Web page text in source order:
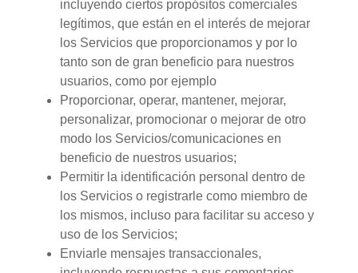
incluyendo ciertos propósitos comerciales
legítimos, que están en el interés de mejorar
los Servicios que proporcionamos y por lo
tanto son de gran beneficio para nuestros
usuarios, como por ejemplo
Proporcionar, operar, mantener, mejorar,
personalizar, promocionar o mejorar de otro
modo los Servicios/comunicaciones en
beneficio de nuestros usuarios;
Permitir la identificación personal dentro de
los Servicios o registrarle como miembro de
los mismos, incluso para facilitar su acceso y
uso de los Servicios;
Enviarle mensajes transaccionales,